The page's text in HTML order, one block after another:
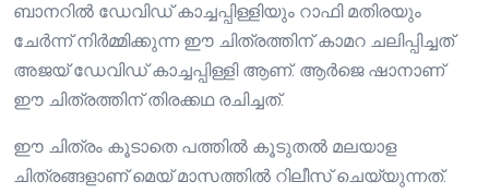
ബാനറിൽ ഡേവിഡ് കാച്ചപ്പിള്ളിയും റാഫി മതിരയും
ചേർന്ന് നിർമ്മിക്കുന്ന ഈ ചിത്രത്തിന് കാമറ ചലിപ്പിച്ചത്
അജയ് ഡേവിഡ് കാച്ചപ്പിള്ളി ആണ്. ആർജെ ഷാനാണ്
ഈ ചിത്രത്തിന് തിരക്കഥ രചിച്ചത്.
ഈ ചിത്രം കൂടാതെ പത്തിൽ കൂടുതൽ മലയാള
ചിത്രങ്ങളാണ് മെയ് മാസത്തിൽ റിലീസ് ചെയ്യുന്നത്.